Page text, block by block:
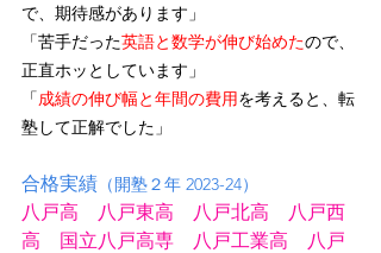
で、期待感があります」
「苦手だった英語と数学が伸び始めたので、
正直ホッとしています」
「成績の伸び幅と年間の費用を考えると、転
塾して正解でした」
合格実績 （開塾２年 2023-24）
八戸高　八戸東高　八戸北高　八戸西
高　国立八戸高専　八戸工業高　八戸